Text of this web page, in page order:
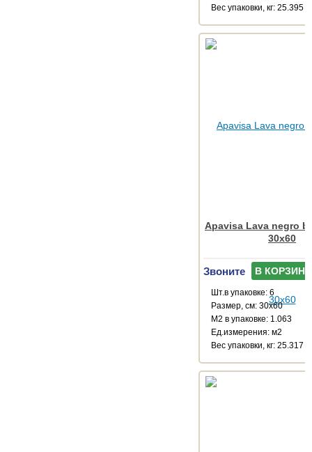
Веc упаковки, кг: 25.395
Apavisa Lava negro
30x60
Звоните В КОРЗИНУ
Шт.в упаковке: 6
Размер, см: 30x60
М2 в упаковке: 1.063
Ед.измерения: м2
Веc упаковки, кг: 25.317